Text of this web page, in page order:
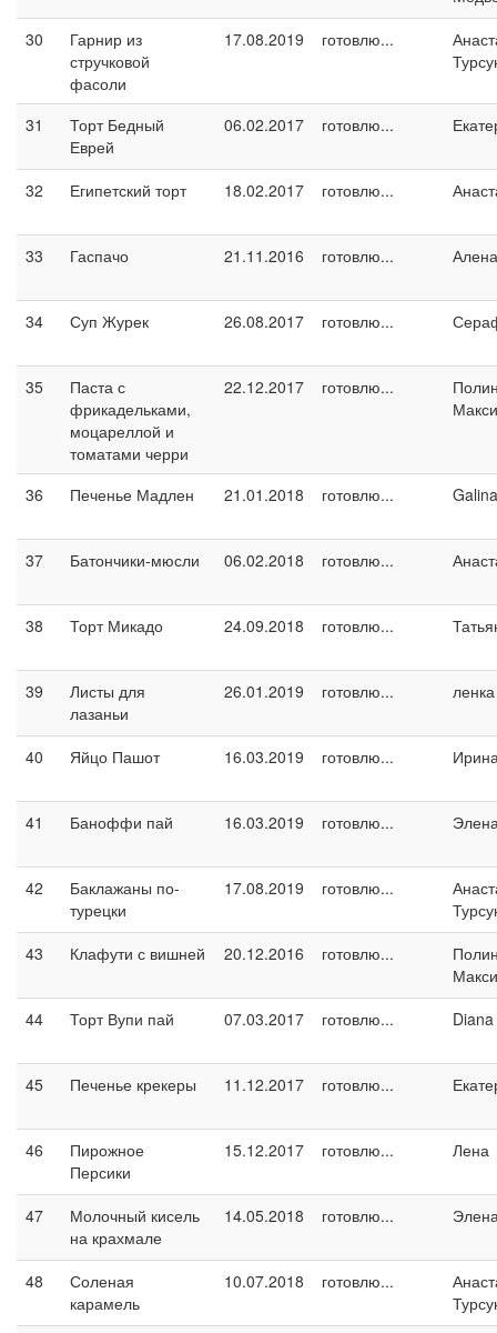
30
Гарнир из
стручковой
фасоли
17.08.2019 готовлю...
31
Торт Бедный
Еврей
06.02.2017 готовлю...
32 Египетский торт 18.02.2017 готовлю...
33 Гаспачо 21.11.2016 готовлю... Алена
34 Суп Журек 26.08.2017 готовлю...
35
Паста с
фрикадельками,
моцареллой и
томатами черри
22.12.2017 готовлю...
36 Печенье Мадлен 21.01.2018 готовлю...
37 Батончики-мюсли 06.02.2018 готовлю...
38 Торт Микадо 24.09.2018 готовлю...
39
Листы для
лазаньи
26.01.2019 готовлю...
40 Яйцо Пашот 16.03.2019 готовлю...
41 Баноффи пай 16.03.2019 готовлю...
42
Баклажаны по-
турецки
17.08.2019 готовлю...
43
Клафути с вишней 20.12.2016 готовлю...
44
Торт Вупи пай 07.03.2017 готовлю... Diana
45 Печенье крекеры 11.12.2017 готовлю...
46
Пирожное
Персики
15.12.2017 готовлю... Лена
47
Молочный кисель
на крахмале
14.05.2018 готовлю...
48
Соленая
карамель
10.07.2018 готовлю...